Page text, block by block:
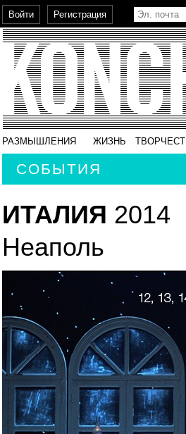
РАЗМЫШЛЕНИЯ ЖИЗНЬ
СОБЫТИЯ
ИТАЛИЯ 2014
Неаполь